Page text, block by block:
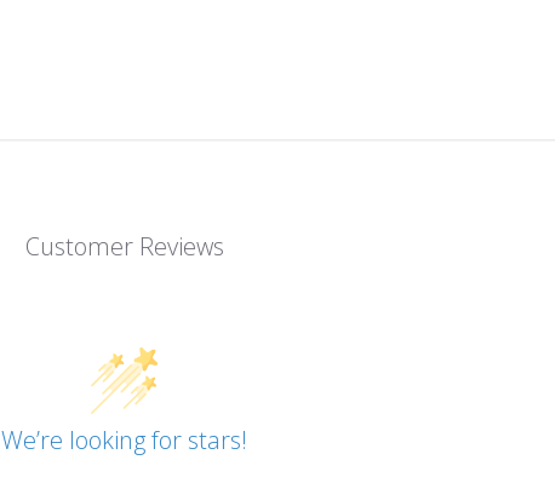
Customer Reviews
We’re looking for stars!